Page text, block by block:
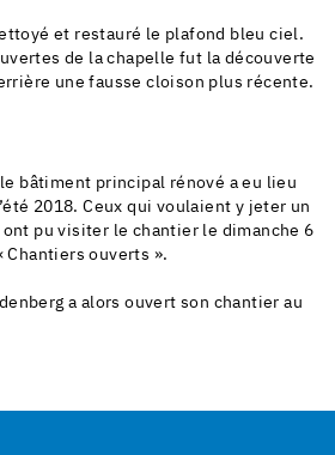
et restauré le plafond bleu ciel.
de la chapelle fut la découverte
une fausse cloison plus récente.
le bâtiment principal rénové a eu lieu
2018. Ceux qui voulaient y jeter un
pu visiter le chantier le dimanche 6
Chantiers ouverts ».
a alors ouvert son chantier au